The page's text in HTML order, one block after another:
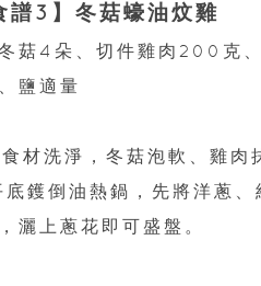
譜3】冬菇蠔油炆雞
菇4朵、切件雞肉200克
鹽適量
材洗淨，冬菇泡軟、雞肉
鑊倒油熱鍋，先將洋蔥
灑上蔥花即可盛盤。